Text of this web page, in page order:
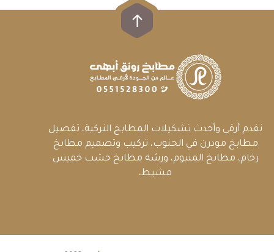
نقدم أرقى وأحدث تشكيلات المطابخ التركية، تفصيل
مطابخ مودرن في الجنوب، تركيب وتصميم مطابخ
رخام، مطابخ المنيوم، ورشة مطابخ خشب خميس
مشيط،